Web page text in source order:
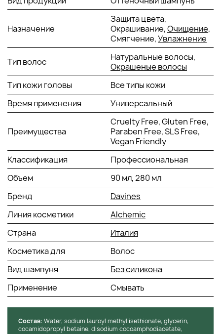
красного цвета и его переливающийся блеск. При
регулярном уходе волосы становятся шелковистыми,
упругими и очень послушными.
красного шампуняShampoo
RedDavines:
Нанести шампунь линейки
Davines Alchemicна влажные
волосы, помассировать, оставить на 2-3 минуты и
тщательно смыть.
Смотрите также другие
шампуни Давинес у нас на сайте.
Назначение
Защита цвета,
Окрашивание,Очищение,
Смягчение,Увлажнение
Тип волос
Натуральные волосы,
Окрашеные волосы
Тип кожи головы
Все типы кожи
Время применения
Универсальный
Преимущества
Cruelty Free, Gluten Free,
Paraben Free, SLS Free,
Vegan Friendly
Классификация
Профессиональная
Объем
90 мл, 280 мл
Бренд
Davines
Линия косметики
Alchemic
Страна
Италия
Косметика для
Волос
Вид шампуня
Без силикона
Применение
Смывать
Состав: Water, sodium lauroyl methyl isethionate, glycerin,
cocamidopropyl betaine, disodium cocoamphodiacetate,